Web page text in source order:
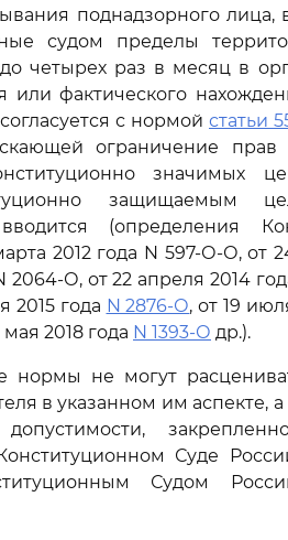
поднадзорного лица,
судом пределы
четырех раз в месяц в
или фактического
с нормой статьи
ограничение
значимых
защищаемым
(определения
2012 года N 597-О-О, от
2064-О, от 22 апреля 2014
2015 года N 2876-О, от 19
мая 2018 года N 1393-О др.).
нормы не могут
в указанном им аспекте,
Суде
Судом